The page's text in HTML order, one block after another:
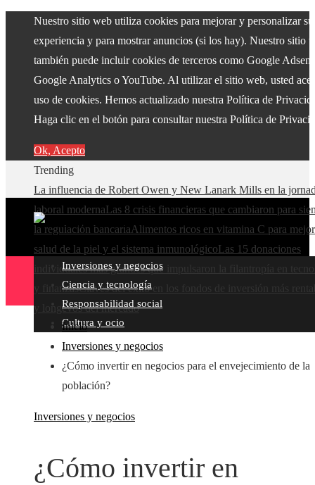
Nuestro sitio web utiliza cookies para mejorar y personalizar su
experiencia y para mostrar anuncios (si los hay). Nuestro sitio
también puede incluir cookies de terceros como Google
Google Analytics o YouTube. Al utilizar el sitio web, usted
uso de cookies. Hemos actualizado nuestra Política de
Haga clic en el botón para consultar nuestra Política de
Ok, Acepto
Trending
La influencia de Robert Owen y New Lanark Mills en la
laboral modernaLas 8 crisis financieras que cambiaron para
la regulación bancariaAlimentos ricos en vitamina C para
salud de la piel y el sistema inmunológicoLas 15 donaciones
individuales más grandes que impulsaron la filantropía en
y finanzasClaves del éxito en los fondos de inversión más
y longevos del mercado
Inversiones y negocios
Ciencia y tecnología
Responsabilidad social
Cultura y ocio
Inicio
Inversiones y negocios
¿Cómo invertir en negocios para el envejecimiento de la
población?
Inversiones y negocios
¿Cómo invertir en